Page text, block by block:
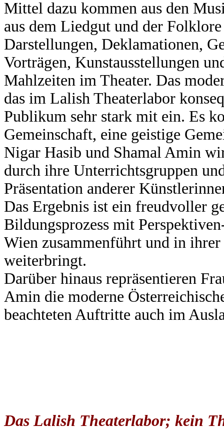
Mittel dazu kommen aus den
aus dem Liedgut und der
Darstellungen, Deklamationen,
Vorträgen, Kunstausstellungen
Mahlzeiten im Theater. Das
das im Lalish Theaterlabor
Publikum sehr stark mit ein. Es
Gemeinschaft, eine geistige
Nigar Hasib und Shamal Amin
durch ihre Unterrichtsgruppen
Präsentation anderer
Das Ergebnis ist ein freudvoller
Bildungsprozess mit
Wien zusammenführt und in
weiterbringt.
Darüber hinaus repräsentieren
Amin die moderne
beachteten Auftritte auch im
Das Lalish Theaterlabor; kein